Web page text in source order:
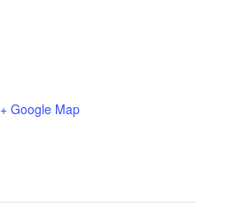
+ Google Map